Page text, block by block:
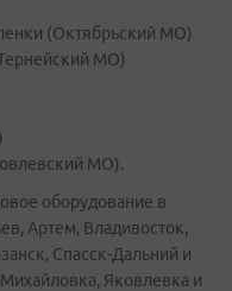
(Октябрьский МО)
МО)
МО).
оборудование в
Артем, Владивосток,
Спасск-Дальний и
Яковлевка и